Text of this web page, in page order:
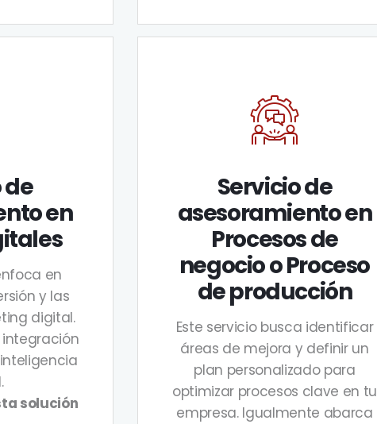
de
en
en
y las
digital.
solución
Servicio de
asesoramiento en
Procesos de
negocio o Proceso
de producción
Este servicio busca identificar
áreas de mejora y definir un
plan personalizado para
optimizar procesos clave en tu
empresa. Igualmente abarca